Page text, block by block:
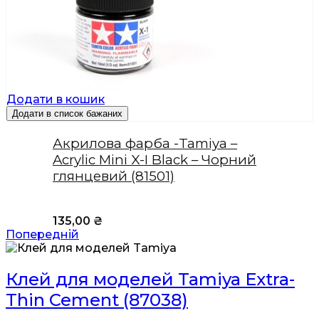
Додати в кошик
Додати в список бажаних
Акрилова фарба -Tamiya –
Acrylic Mini X-I Black – Чорний
глянцевий (81501)
135,00 ₴
Попередній
Клей для моделей Tamiya Extra-
Thin Cement (87038)